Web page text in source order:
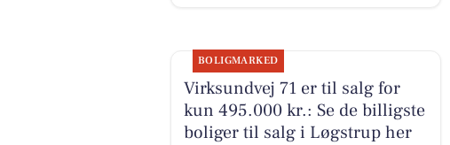
BOLIGMARKED
Virksundvej 71 er til salg for
kun 495.000 kr.: Se de billigste
boliger til salg i Løgstrup her